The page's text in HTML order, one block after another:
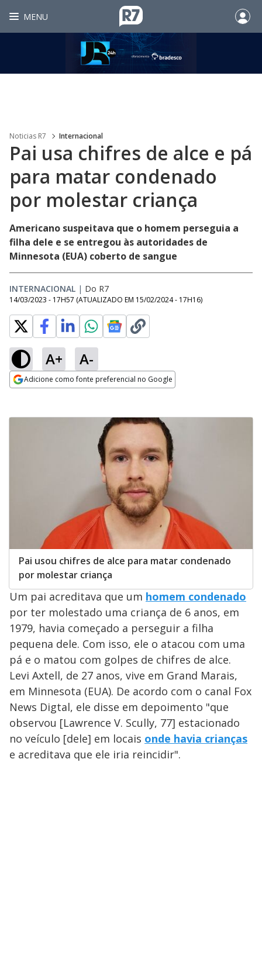
MENU
Noticias R7 Internacional
Pai usa chifres de alce e pá
para matar condenado
por molestar criança
Americano suspeitava que o homem perseguia a
filha dele e se entregou às autoridades de
Minnesota (EUA) coberto de sangue
INTERNACIONAL | Do R7
14/03/2023 - 17H57 (ATUALIZADO EM 15/02/2024 - 17H16)
A+ A-
Adicione como fonte preferencial no Google
Pai usou chifres de alce para matar condenado
por molestar criança
Um pai acreditava que um homem condenado
por ter molestado uma criança de 6 anos, em
1979, havia começado a perseguir a filha
pequena dele. Com isso, ele o atacou com uma
pá e o matou com golpes de chifres de alce.
Levi Axtell, de 27 anos, vive em Grand Marais,
em Minnesota (EUA). De acordo com o canal Fox
News Digtal, ele disse em depoimento "que
observou [Lawrence V. Scully, 77] estacionado
no veículo [dele] em locais onde havia crianças
e acreditava que ele iria reincidir".